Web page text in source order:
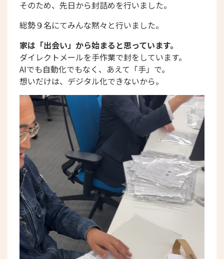
そのため、先日から封詰めを行いました。
総勢９名にてみんな黙々と行いました。
家は「出会い」から始まると思っています。
ダイレクトメールを手作業で封をしています。
AIでも自動化でもなく、あえて「手」で。
想いだけは、デジタル化できないから。